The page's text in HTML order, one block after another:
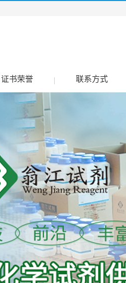
证书荣誉 联系方式